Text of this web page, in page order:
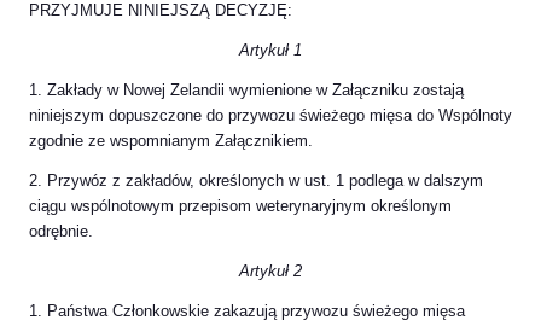
PRZYJMUJE NINIEJSZĄ DECYZJĘ:
Artykuł 1
1. Zakłady w Nowej Zelandii wymienione w Załączniku zostają
niniejszym dopuszczone do przywozu świeżego mięsa do Wspólnoty
zgodnie ze wspomnianym Załącznikiem.
2. Przywóz z zakładów, określonych w ust. 1 podlega w dalszym
ciągu wspólnotowym przepisom weterynaryjnym określonym
odrębnie.
Artykuł 2
1. Państwa Członkowskie zakazują przywozu świeżego mięsa